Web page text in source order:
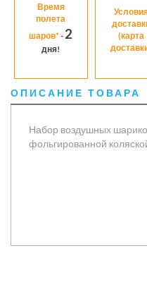
Время
полета
шаров*- 2
дня!
(карта
ОПИСАНИЕ ТОВАРА
Набор воздушных
фольгированной